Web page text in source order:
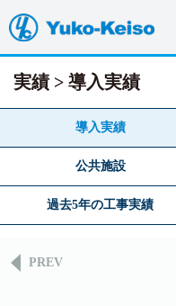
実績 導入実績
導入実績
公共施設
過去5年の工事実績
PREV